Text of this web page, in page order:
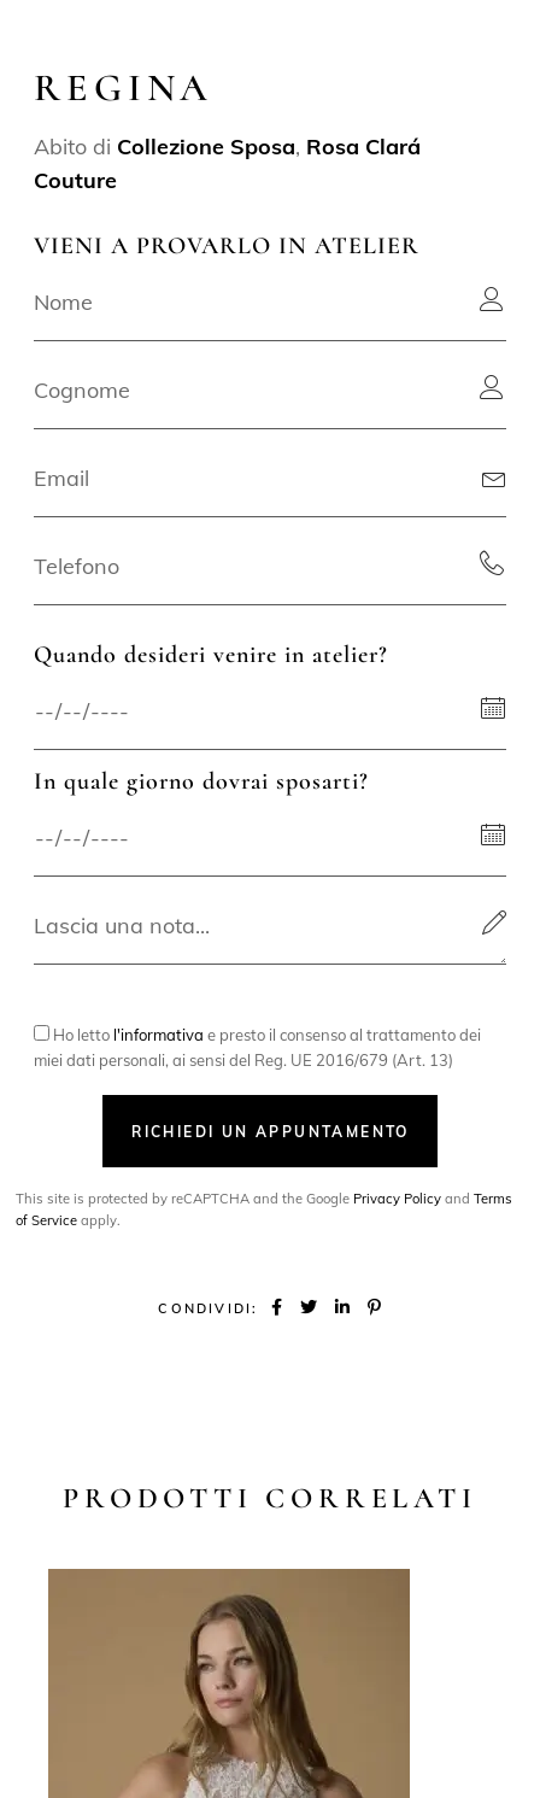
REGINA
Abito di Collezione Sposa, Rosa Clará
Couture
VIENI A PROVARLO IN ATELIER
Quando desideri venire in atelier?
In quale giorno dovrai sposarti?
Ho letto l'informativa e presto il consenso al trattamento dei
miei dati personali, ai sensi del Reg. UE 2016/679 (Art. 13)
RICHIEDI UN APPUNTAMENTO
This site is protected by reCAPTCHA and the Google Privacy Policy andTerms
of Service apply.
CONDIVIDI:
PRODOTTI CORRELATI